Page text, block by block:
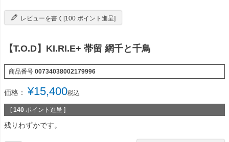
レビューを書く[100 ポイント進呈]
【T.O.D】KI.RI.E+ 帯留 網千と千鳥
商品番号 00734038002179996
価格： ¥15,400税込
[ 140 ポイント進呈 ]
残りわずかです。